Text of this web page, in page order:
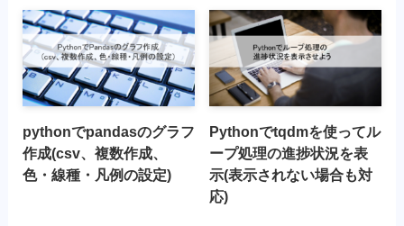
pythonでpandasのグラフ
作成(csv、複数作成、
色・線種・凡例の設定)
Pythonでtqdmを使ってル
ープ処理の進捗状況を表
示(表示されない場合も対
応)